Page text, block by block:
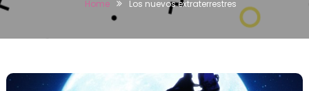
Home Los nuevos extraterrestres